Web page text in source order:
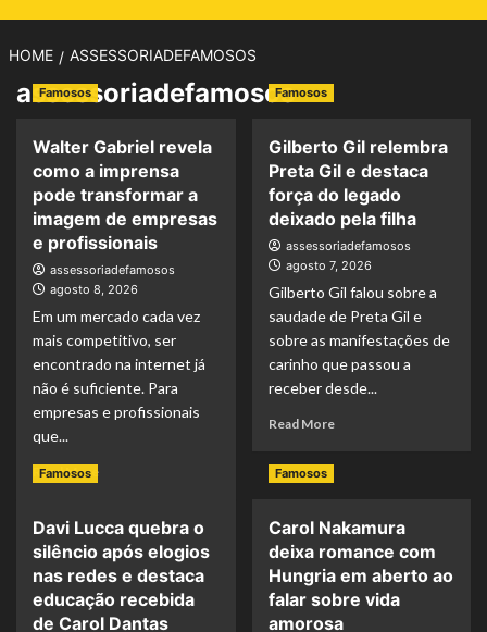
HOME ASSESSORIADEFAMOSOS
assessoriadefamosos
Famosos
Walter Gabriel revela
como a imprensa
pode transformar a
imagem de empresas
e profissionais
assessoriadefamosos
agosto 8, 2026
Em um mercado cada vez
mais competitivo, ser
encontrado na internet já
não é suficiente. Para
empresas e profissionais
que...
Read MoreRead
Walter
Gabriel
revela
como
a
Famosos
Gilberto Gil relembra
Preta Gil e destaca
força do legado
deixado pela filha
assessoriadefamosos
agosto 7, 2026
Gilberto Gil falou sobre a
saudade de Preta Gil e
sobre as manifestações de
carinho que passou a
receber desde...
Read MoreRead
about
Gilberto
relembra
Preta
e
destaca
força
Famosos
Davi Lucca quebra o
silêncio após elogios
nas redes e destaca
educação recebida
de Carol Dantas
Famosos
Carol Nakamura
deixa romance com
Hungria em aberto ao
falar sobre vida
amorosa